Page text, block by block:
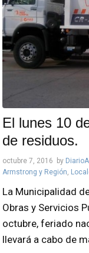
El lunes 10
de residuos.
octubre 7, 2016 by
Armstrong y Región
La Municipalidad
Obras y Servicios
octubre, feriado
llevará a cabo de